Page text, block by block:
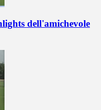
dell'amichevole